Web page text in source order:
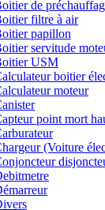
de
filtre à air
papillon
servitude
USM
boitier
moteur
point mort
(Voiture